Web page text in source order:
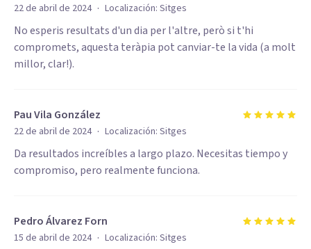
22 de abril de 2024 · Localización: Sitges
No esperis resultats d'un dia per l'altre, però si t'hi
compromets, aquesta teràpia pot canviar-te la vida (a molt
millor, clar!).
Pau Vila González
22 de abril de 2024 · Localización: Sitges
Da resultados increíbles a largo plazo. Necesitas tiempo y
compromiso, pero realmente funciona.
Pedro Álvarez Forn
15 de abril de 2024 · Localización: Sitges